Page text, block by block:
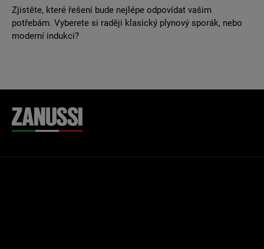
Zjistěte, které řešení bude nejlépe odpovídat vašim
potřebám. Vyberete si raději klasický plynový sporák, nebo
moderní indukci?